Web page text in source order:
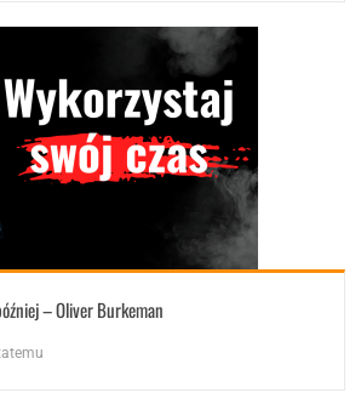
– Oliver Burkeman